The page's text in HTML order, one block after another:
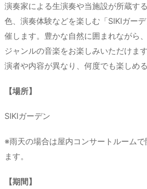
演奏家による生演奏や当施設が所蔵す
色、演奏体験などを楽しむ「SIKIガー
催します。豊かな自然に囲まれながら
ジャンルの音楽をお楽しみいただけま
演者や内容が異なり、何度でも楽しめ
【場所】
SIKIガーデン
※雨天の場合は屋内コンサートルーム
ます。
【期間】